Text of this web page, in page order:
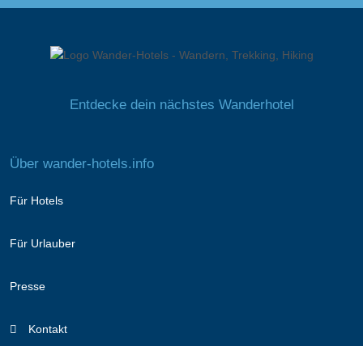
Entdecke dein nächstes Wanderhotel
Über wander-hotels.info
Für Hotels
Für Urlauber
Presse
Kontakt